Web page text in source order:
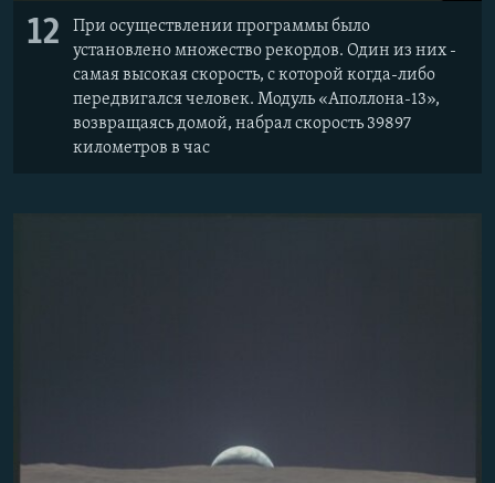
12
При осуществлении программы было
установлено множество рекордов. Один из них -
самая высокая скорость, с которой когда-либо
передвигался человек. Модуль «Аполлона-13»,
возвращаясь домой, набрал скорость 39897
километров в час